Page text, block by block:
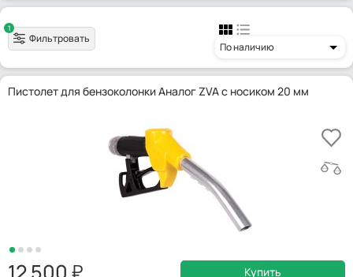
1
Фильтровать
По наличию
Пистолет для бензоколонки Аналог ZVA с носиком 20 мм
Купить